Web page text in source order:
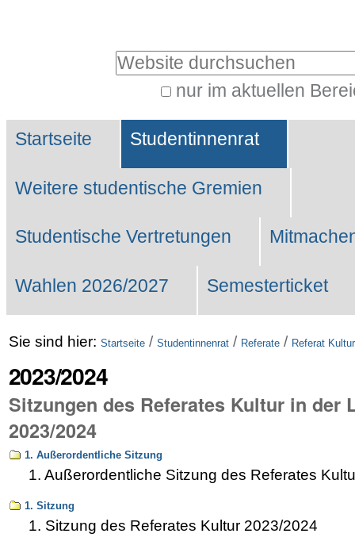
Website durchsuchen
nur im aktuellen
Suche…
Sektionen
Startseite Studentinnenrat
Weitere studentische Gremien
Studentische Vertretungen
Wahlen 2026/2027 Semesterticket
Sie sind hier: Startseite / Studentinnenrat / Referate / Referat Kultur
2023/2024
Sitzungen des Referates Kultur in der
2023/2024
1. Außerordentliche Sitzung
1. Außerordentliche Sitzung des Referates
1. Sitzung
1. Sitzung des Referates Kultur 2023/2024